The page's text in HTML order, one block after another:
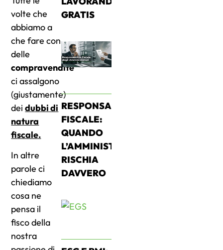
volte che
abbiamo a
che fare con
delle
compravendite
ci assalgono
(giustamente)
deidubbi di
natura
fiscale.
In altre
parole ci
chiediamo
cosa ne
pensa il
fisco della
nostra
GRATIS
RESPONSABILITÀ
FISCALE:
QUANDO
L’AMMINISTRATORE
RISCHIA
DAVVERO